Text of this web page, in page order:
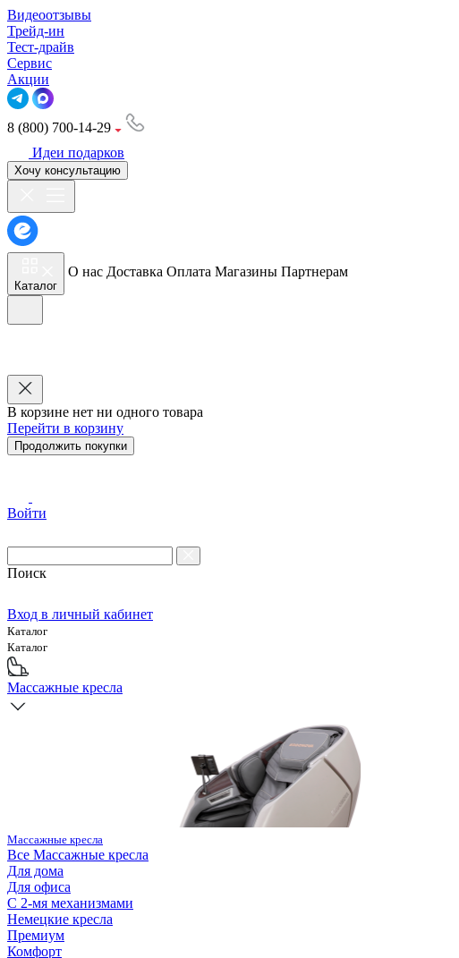
Видеоотзывы
Трейд-ин
Тест-драйв
Сервис
Акции
8 (800) 700-14-29
Идеи подарков
Хочу консультацию
Каталог
О нас Доставка Оплата Магазины Партнерам
В корзине нет ни одного товара
Перейти в корзину
Продолжить покупки
Войти
Поиск
Вход в личный кабинет
Каталог
Каталог
Массажные кресла
Массажные кресла
Все Массажные кресла
Для дома
Для офиса
С 2-мя механизмами
Немецкие кресла
Премиум
Комфорт